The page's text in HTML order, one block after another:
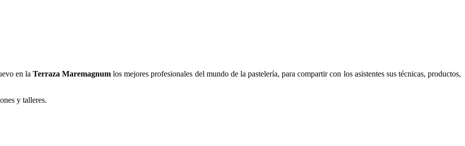
en la Terraza Maremagnumlos mejores profesionales del mundo de la pastelería, para compartir con los asistentes sus técnicas, productos,
y talleres.